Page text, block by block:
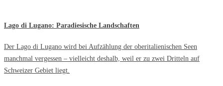
Lago di Lugano: Paradiesische Landschaften
Der Lago di Lugano wird bei Aufzählung der oberitalienischen Seen
manchmal vergessen – vielleicht deshalb, weil er zu zwei Dritteln auf
Schweizer Gebiet liegt.